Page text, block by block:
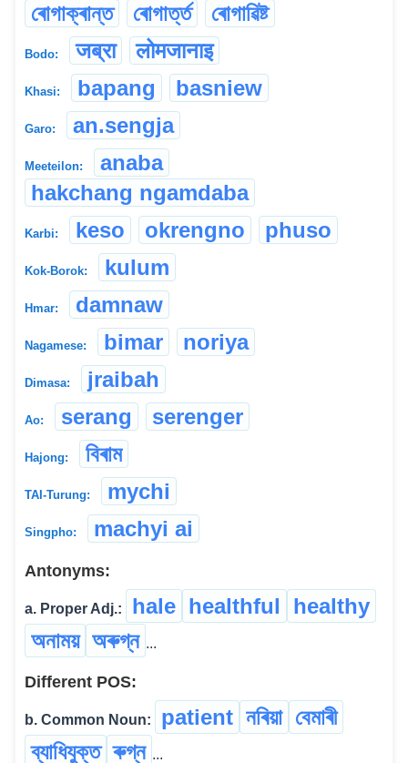
ৰোগাক্ৰান্ত
ৰোগাৰ্ত্ত ৰোগাৱিষ্ট
Bodo: जब्रा लोमजानाइ
Khasi: bapang basniew
Garo: an.sengja
Meeteilon:
anaba
hakchang ngamdaba
Karbi: keso okrengno phuso
Kok-Borok: kulum
Hmar: damnaw
Nagamese: bimar noriya
Dimasa: jraibah
Ao: serang serenger
Hajong: বিৰাম
TAI-Turung: mychi
Singpho: machyi ai
Antonyms:
a. Proper Adj.: hale healthful
healthy
অনাময় অৰুগ্ন ...
Different POS:
b. Common Noun: patient নৰিয়া বেমাৰী
ব্যাধিযুক্ত ৰুগ্ন ...